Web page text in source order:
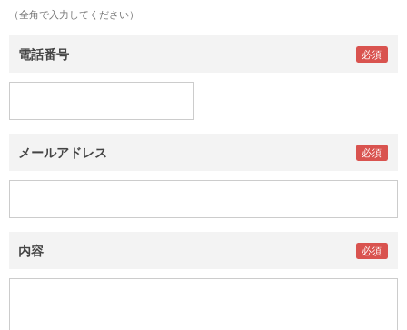
（全角で入力してください）
電話番号
メールアドレス
内容